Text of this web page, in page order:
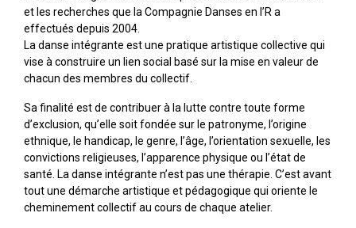
et les recherches que la Compagnie Danses en l’R a
effectués depuis 2004.
La danse intégrante est une pratique artistique collective qui
vise à construire un lien social basé sur la mise en valeur de
chacun des membres du collectif.
Sa finalité est de contribuer à la lutte contre toute forme
d’exclusion, qu’elle soit fondée sur le patronyme, l’origine
ethnique, le handicap, le genre, l’âge, l’orientation sexuelle, les
convictions religieuses, l’apparence physique ou l’état de
santé. La danse intégrante n’est pas une thérapie. C’est avant
tout une démarche artistique et pédagogique qui oriente le
cheminement collectif au cours de chaque atelier.